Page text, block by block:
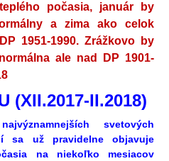
počasia, január by
a zima ako celok
1951-1990. Zrážkovo by
ale nad DP 1901-
(XII.2017-II.2018)
svetových
sa už pravidelne objavuje
na niekoľko mesiacov